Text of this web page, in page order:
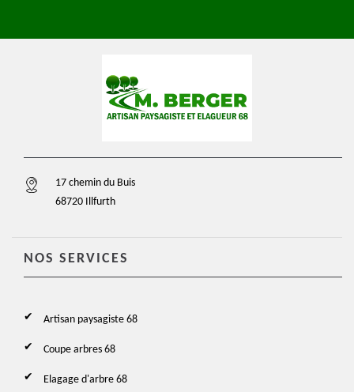
17 chemin du Buis
68720 Illfurth
NOS SERVICES
Artisan paysagiste 68
Coupe arbres 68
Elagage d'arbre 68